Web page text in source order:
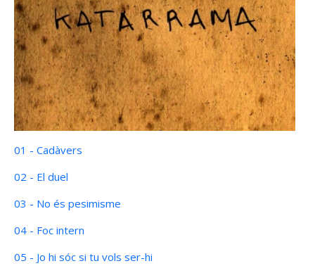
01 - Cadàvers
02 - El duel
03 - No és pesimisme
04 - Foc intern
05 - Jo hi sóc si tu vols ser-hi